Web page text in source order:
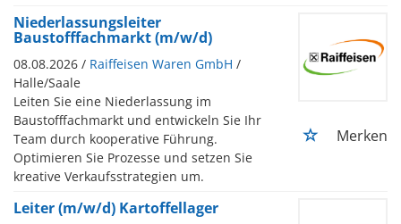
Niederlassungsleiter
Baustofffachmarkt (m/w/d)
08.08.2026 / Raiffeisen Waren GmbH /
Halle/Saale
Leiten Sie eine Niederlassung im
Baustofffachmarkt und entwickeln Sie Ihr
Team durch kooperative Führung.
Optimieren Sie Prozesse und setzen Sie
kreative Verkaufsstrategien um.
Merken
Leiter (m/w/d) Kartoffellager